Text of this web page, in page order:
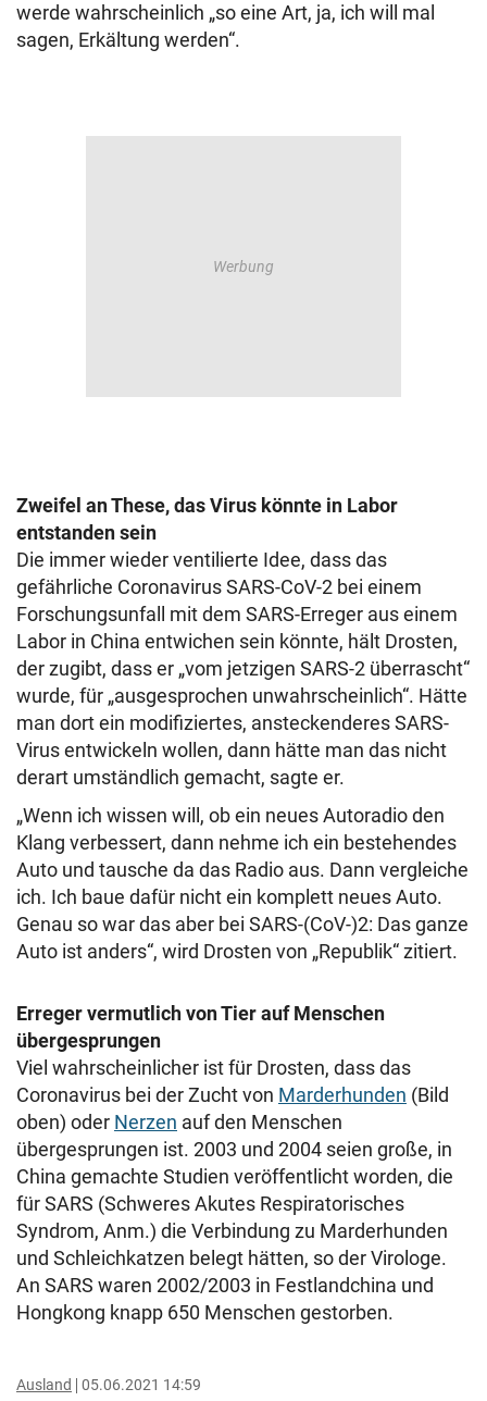
werde wahrscheinlich „so eine Art, ja, ich will mal
sagen, Erkältung werden“.
Zweifel an These, das Virus könnte in Labor
entstanden sein
Die immer wieder ventilierte Idee, dass das
gefährliche Coronavirus SARS-CoV-2 bei einem
Forschungsunfall mit dem SARS-Erreger aus einem
Labor in China entwichen sein könnte, hält Drosten,
der zugibt, dass er „vom jetzigen SARS-2 überrascht“
wurde, für „ausgesprochen unwahrscheinlich“. Hätte
man dort ein modifiziertes, ansteckenderes SARS-
Virus entwickeln wollen, dann hätte man das nicht
derart umständlich gemacht, sagte er.
„Wenn ich wissen will, ob ein neues Autoradio den
Klang verbessert, dann nehme ich ein bestehendes
Auto und tausche da das Radio aus. Dann vergleiche
ich. Ich baue dafür nicht ein komplett neues Auto.
Genau so war das aber bei SARS-(CoV-)2: Das ganze
Auto ist anders“, wird Drosten von „Republik“ zitiert.
Erreger vermutlich von Tier auf Menschen
übergesprungen
Viel wahrscheinlicher ist für Drosten, dass das
Coronavirus bei der Zucht von Marderhunden (Bild
oben) oder Nerzen auf den Menschen
übergesprungen ist. 2003 und 2004 seien große, in
China gemachte Studien veröffentlicht worden, die
für SARS (Schweres Akutes Respiratorisches
Syndrom, Anm.) die Verbindung zu Marderhunden
und Schleichkatzen belegt hätten, so der Virologe.
An SARS waren 2002/2003 in Festlandchina und
Hongkong knapp 650 Menschen gestorben.
Ausland 05.06.2021 14:59